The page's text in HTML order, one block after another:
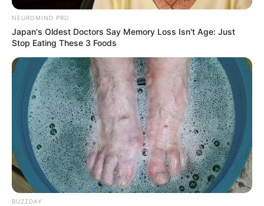
NEUROMIND PRO
Japan's Oldest Doctors Say Memory Loss Isn't Age: Just
Stop Eating These 3 Foods
BUZZDAY